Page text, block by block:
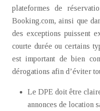
plateformes de
Booking.com, ainsi que
des exceptions puissent
courte durée ou certains
est important de bien
dérogations afin d’éviter
Le DPE doit être
annonces de location